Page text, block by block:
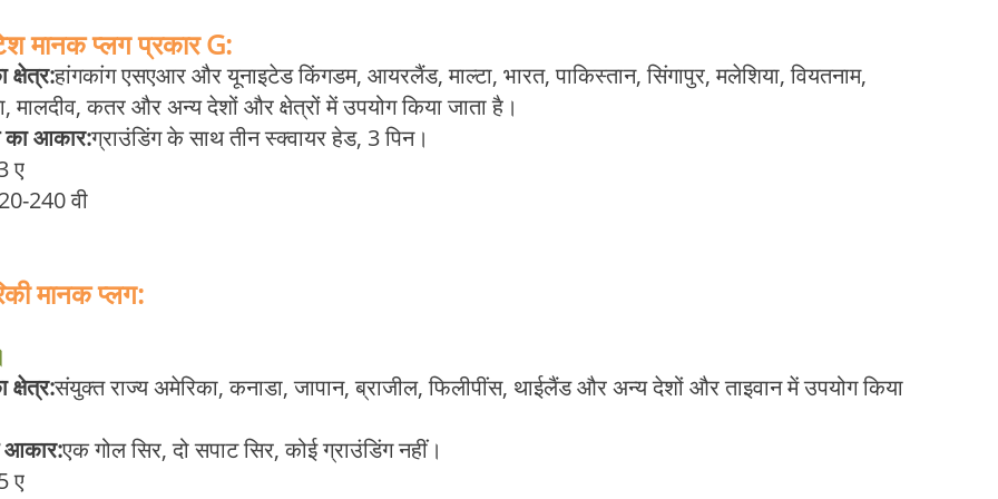
मानक प्लग प्रकार G:
क्षेत्र:हांगकांग एसएआर और यूनाइटेड किंगडम, आयरलैंड, माल्टा, भारत, पाकिस्तान, सिंगापुर, मलेशिया, वियतनाम,
मालदीव, कतर और अन्य देशों और क्षेत्रों में उपयोग किया जाता है।
का आकार:ग्राउंडिंग के साथ तीन स्क्वायर हेड, 3 पिन।
ए
240 वी
मानक प्लग:
क्षेत्र:संयुक्त राज्य अमेरिका, कनाडा, जापान, ब्राजील, फिलीपींस, थाईलैंड और अन्य देशों और ताइवान में उपयोग किया
एक गोल सिर, दो सपाट सिर, कोई ग्राउंडिंग नहीं।
ए